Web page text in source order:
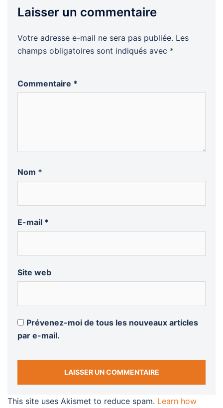
Laisser un commentaire
Votre adresse e-mail ne sera pas publiée. Les
champs obligatoires sont indiqués avec *
Commentaire *
Nom *
E-mail *
Site web
Prévenez-moi de tous les nouveaux articles
par e-mail.
This site uses Akismet to reduce spam. Learn how